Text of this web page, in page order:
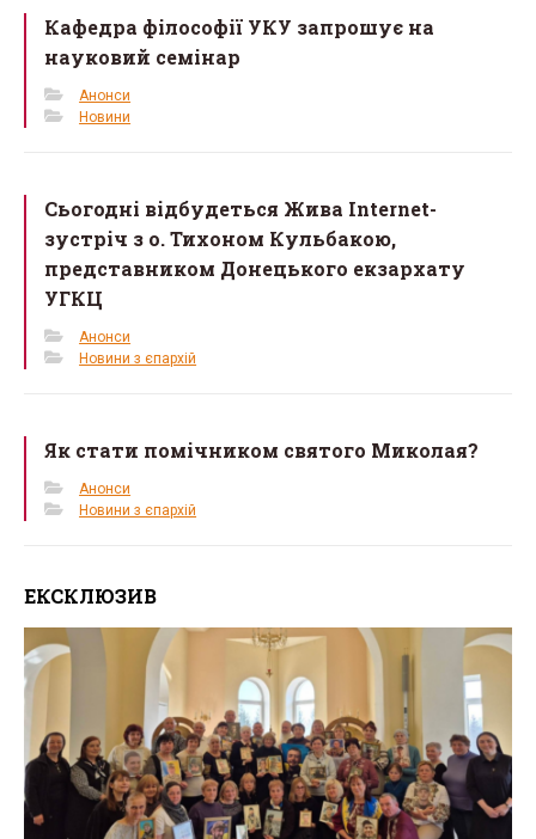
Кафедра філософії УКУ запрошує на
науковий семінар
Анонси
Новини
Сьогодні відбудеться Жива Internet-
зустріч з о. Тихоном Кульбакою,
представником Донецького екзархату
УГКЦ
Анонси
Новини з єпархій
Як стати помічником святого Миколая?
Анонси
Новини з єпархій
ЕКСКЛЮЗИВ